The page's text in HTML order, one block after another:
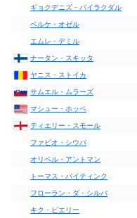
ギョクデニズ・バイラクダル
ベルケ・オゼル
エムレ・デミル
ナータン・スキッタ
ヤニス・ストイカ
サムエル・ムラーズ
マシュー・ホッペ
ティエリー・スモール
ファビオ・シウバ
オリベル・アントマン
トーマス・バイティンク
フローラン・ダ・シルバ
キク・ピエリー